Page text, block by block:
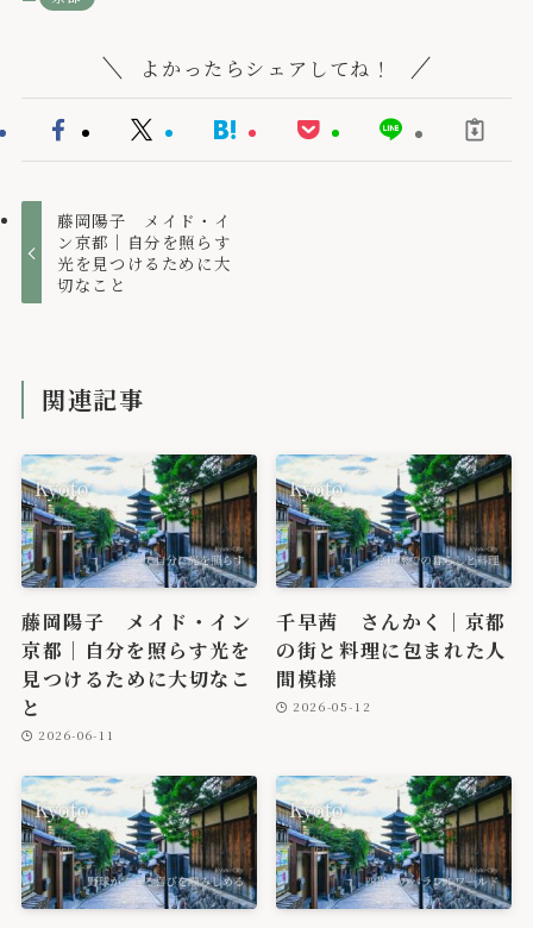
よかったらシェアしてね！
藤岡陽子 メイド・イ
ン京都｜自分を照らす
光を見つけるために大
切なこと
関連記事
藤岡陽子 メイド・イン
京都｜自分を照らす光を
見つけるために大切なこ
と
2026-06-11
千早茜 さんかく｜京都
の街と料理に包まれた人
間模様
2026-05-12